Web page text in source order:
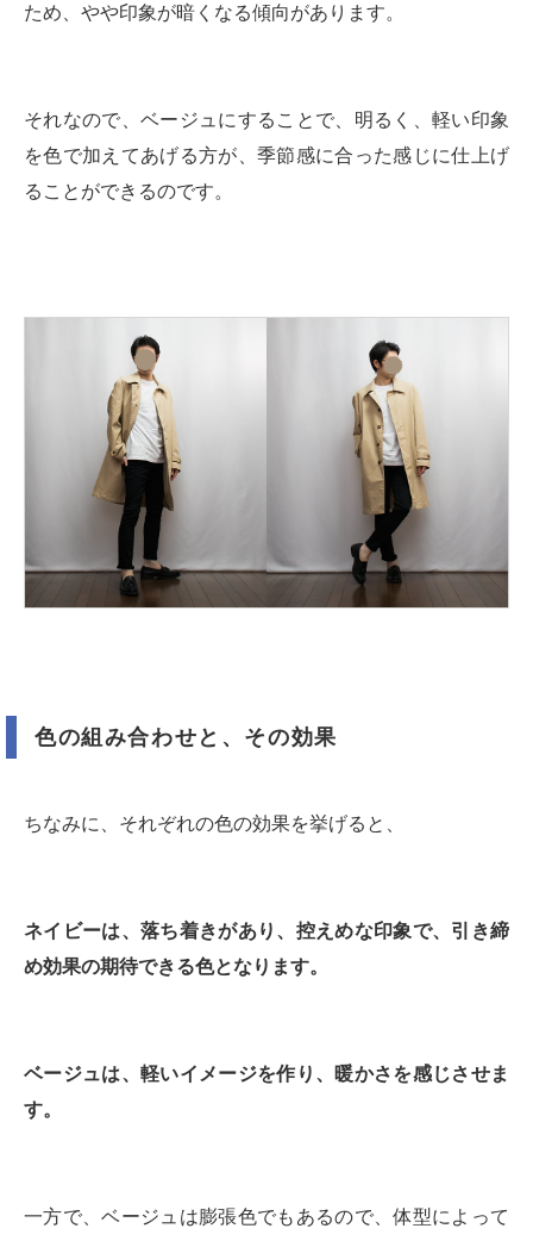
ため、やや印象が暗くなる傾向があります。
それなので、ベージュにすることで、明るく、軽い印象
を色で加えてあげる方が、季節感に合った感じに仕上げ
ることができるのです。
色の組み合わせと、その効果
ちなみに、それぞれの色の効果を挙げると、
ネイビーは、落ち着きがあり、控えめな印象で、引き締
め効果の期待できる色となります。
ベージュは、軽いイメージを作り、暖かさを感じさせま
す。
一方で、ベージュは膨張色でもあるので、体型によって